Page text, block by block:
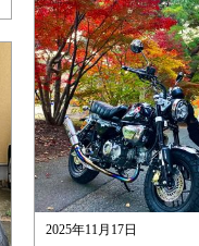
2025年11月17日